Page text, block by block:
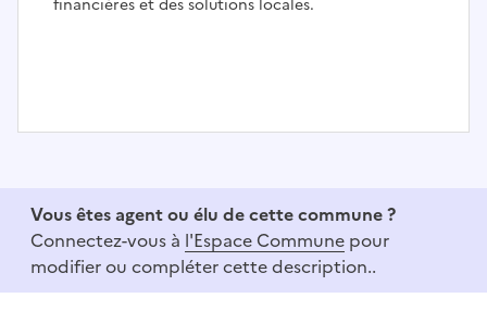
financières et des solutions locales.
f
Vous êtes agent ou élu de cette commune ?
Connectez-vous à l'Espace Commune pour
modifier ou compléter cette description..